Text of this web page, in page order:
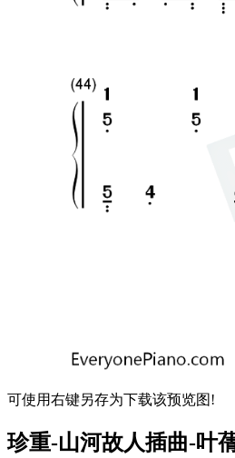
可使用右键另存为下载该预览图!
珍重-山河故人插曲-叶